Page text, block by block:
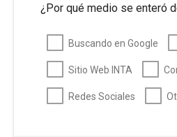
¿Por qué medio se enteró
Buscando en Google
Sitio Web INTA
Redes Sociales